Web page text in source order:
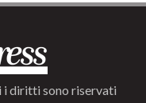
i diritti sono riservati